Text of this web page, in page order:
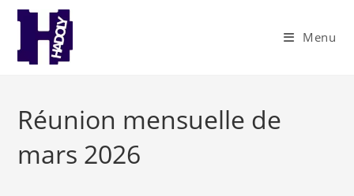
Skip
content
Menu
Réunion mensuelle de
mars 2026